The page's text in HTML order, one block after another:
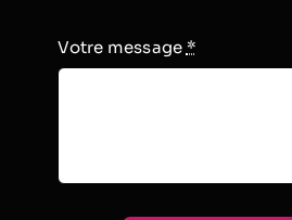
Votre message *